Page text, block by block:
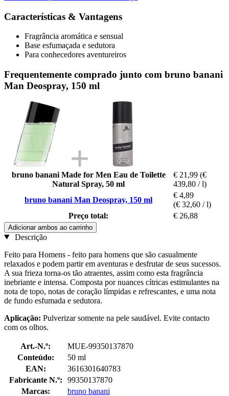
Características & Vantagens
Fragrância aromática e sensual
Base esfumaçada e sedutora
Para conhecedores aventureiros
Frequentemente comprado junto com bruno banani
Man Deospray, 150 ml
bruno banani Made for Men Eau de Toilette
Natural Spray, 50 ml
€ 21,99 (€
439,80 / l)
bruno banani Man Deospray, 150 ml
€ 4,89
(€ 32,60 / l)
Preço total:
€ 26,88
Adicionar ambos ao carrinho
Descrição
Feito para Homens - feito para homens que são casualmente
relaxados e podem partir em aventuras e desfrutar de seus sucessos.
A sua frieza torna-os tão atraentes, assim como esta fragrância
inebriante e intensa. Composta por nuances cítricas estimulantes na
nota de topo, notas de coração límpidas e refrescantes, e uma nota
de fundo esfumada e sedutora.
Aplicação: Pulverizar somente na pele saudável. Evite contacto
com os olhos.
Art.-N.º:
MUE-99350137870
Conteúdo:
50 ml
EAN:
3616301640783
Fabricante N.º:
99350137870
Marcas:
bruno banani